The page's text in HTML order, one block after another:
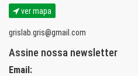
ver mapa
grislab.gris@gmail.com
Assine nossa newsletter
Email: